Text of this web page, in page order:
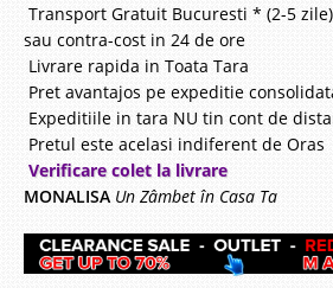
Transport Gratuit Bucuresti * (2-5 zile)
sau contra-cost in 24 de ore
Livrare rapida in Toata Tara
Pret avantajos pe expeditie
Expeditiile in tara NU tin cont de
Pretul este acelasi indiferent de Oras
Verificare colet la livrare
MONALISA Un Zâmbet în Casa Ta